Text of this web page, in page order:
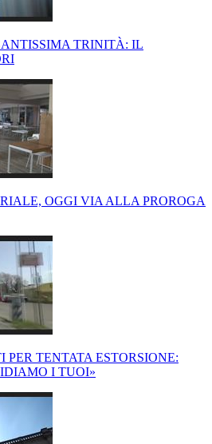
TRINITÀ: IL
OGGI VIA ALLA PROROGA
PER TENTATA ESTORSIONE:
I TUOI»